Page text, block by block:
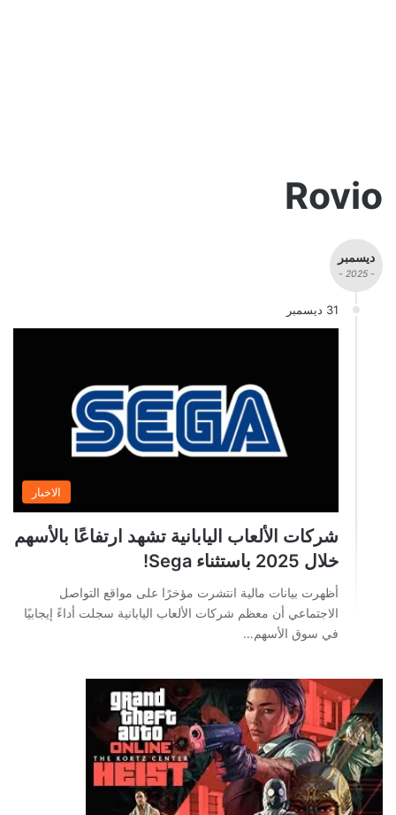
Rovio
ديسمبر
- 2025 -
31 ديسمبر
الاخبار
شركات الألعاب اليابانية تشهد ارتفاعًا بالأسهم
خلال 2025 باستثناء Sega!
أظهرت بيانات مالية انتشرت مؤخرًا على مواقع التواصل
الاجتماعي أن معظم شركات الألعاب اليابانية سجلت أداءً إيجابيًا
في سوق الأسهم…